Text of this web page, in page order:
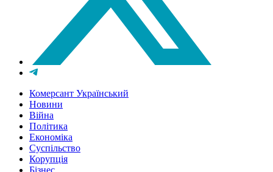
Комерсант Український
Новини
Війна
Політика
Економіка
Суспільство
Корупція